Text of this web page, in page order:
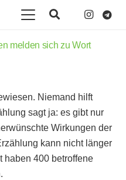
melden sich zu Wort
Niemand hilft
sagt ja: es gibt nur
Wirkungen der
kann nicht länger
haben 400 betroffene